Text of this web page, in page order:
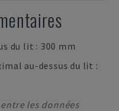
du lit : 300 mm
au-dessus du lit :
les données